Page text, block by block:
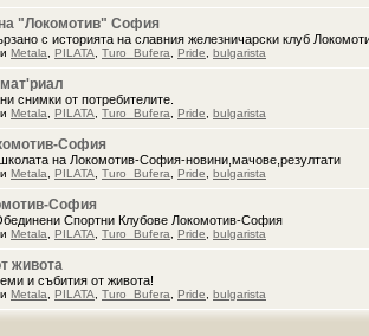
"Локомотив" София
с историята на славния железничарски клуб
Metala PILATA Turo_Bufera Pride bulgarista
снимки от потребителите.
Metala PILATA Turo_Bufera Pride bulgarista
София
на Локомотив-София-новини,мачове,резултати
Metala PILATA Turo_Bufera Pride bulgarista
София
Спортни Клубове Локомотив-София
Metala PILATA Turo_Bufera Pride bulgarista
живота
и събития от живота!
Metala PILATA Turo_Bufera Pride bulgarista